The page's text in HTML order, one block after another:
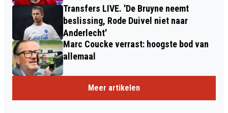
Transfers LIVE. 'De Bruyne neemt
beslissing, Rode Duivel niet naar
Anderlecht'
Marc Coucke verrast: hoogste bod van
allemaal
Meer artikelen